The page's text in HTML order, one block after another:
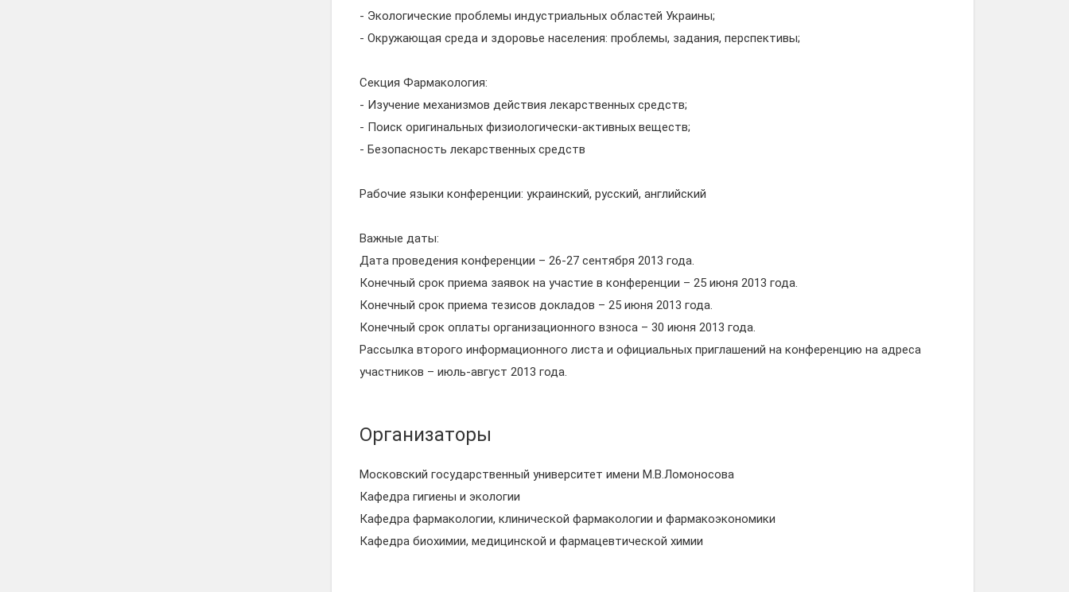
- Экологические проблемы индустриальных областей Украины;
- Окружающая среда и здоровье населения: проблемы, задания, перспективы;
Секция Фармакология:
- Изучение механизмов действия лекарственных средств;
- Поиск оригинальных физиологически-активных веществ;
- Безопасность лекарственных средств
Рабочие языки конференции: украинский, русский, английский
Важные даты:
Дата проведения конференции – 26-27 сентября 2013 года.
Конечный срок приема заявок на участие в конференции – 25 июня 2013 года.
Конечный срок приема тезисов докладов – 25 июня 2013 года.
Конечный срок оплаты организационного взноса – 30 июня 2013 года.
Рассылка второго информационного листа и официальных приглашений на конференцию на адреса
участников – июль-август 2013 года.
Организаторы
Московский государственный университет имени М.В.Ломоносова
Кафедра гигиены и экологии
Кафедра фармакологии, клинической фармакологии и фармакоэкономики
Кафедра биохимии, медицинской и фармацевтической химии